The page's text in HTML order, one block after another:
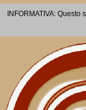
INFORMATIVA: